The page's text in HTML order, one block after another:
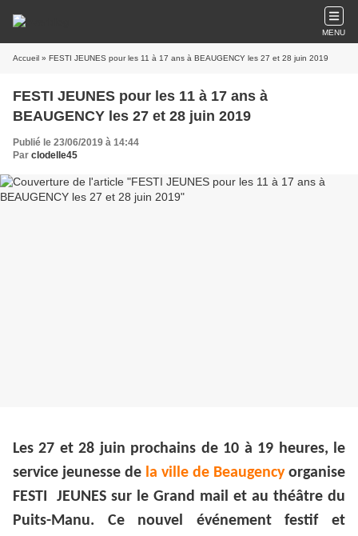
MENU
Accueil » FESTI JEUNES pour les 11 à 17 ans à BEAUGENCY les 27 et 28 juin 2019
FESTI JEUNES pour les 11 à 17 ans à
BEAUGENCY les 27 et 28 juin 2019
Publié le 23/06/2019 à 14:44
Par clodelle45
Les 27 et 28 juin prochains de 10 à 19 heures, le
service jeunesse de la ville de Beaugencyorganise
FESTI JEUNES sur le Grand mail et au théâtre du
Puits-Manu. Ce nouvel événement festif et